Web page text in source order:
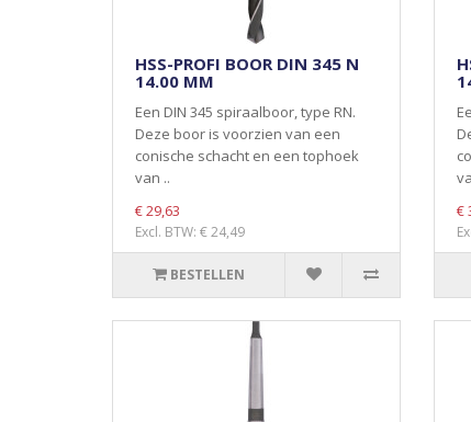
HSS-PROFI BOOR DIN 345 N
14.00 MM
Een DIN 345 spiraalboor, type RN.
Deze boor is voorzien van een
conische schacht en een tophoek
van ..
€ 29,63
Excl. BTW: € 24,49
BESTELLEN
€